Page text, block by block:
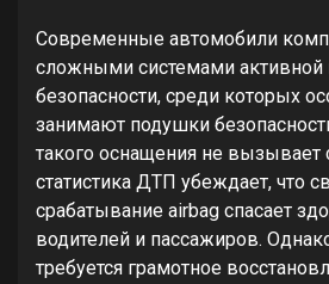
Современные автомобили
сложными системами активной
безопасности, среди которых
занимают подушки
такого оснащения не вызывает
статистика ДТП убеждает, что
срабатывание airbag спасает
водителей и пассажиров.
требуется грамотное